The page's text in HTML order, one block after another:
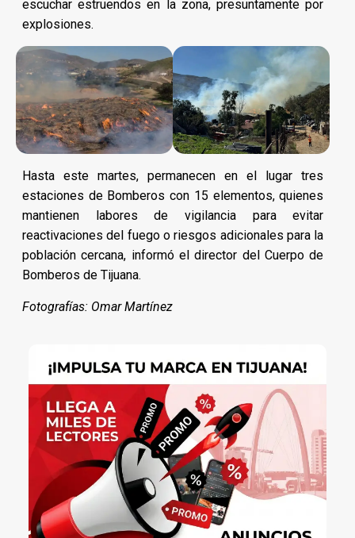
escuchar estruendos en la zona, presuntamente por
explosiones.
Hasta este martes, permanecen en el lugar tres
estaciones de Bomberos con 15 elementos, quienes
mantienen labores de vigilancia para evitar
reactivaciones del fuego o riesgos adicionales para la
población cercana, informó el director del Cuerpo de
Bomberos de Tijuana.
Fotografías: Omar Martínez